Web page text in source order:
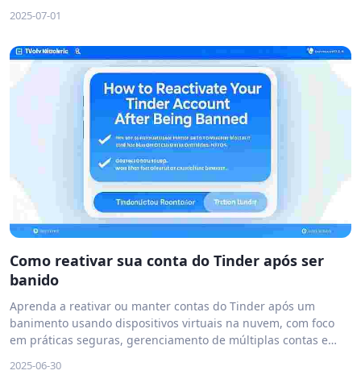
profunda para usuários americanos que buscam maximizar
Estados Unidos.
2025-07-01
Como reativar sua conta do Tinder após ser
banido
Aprenda a reativar ou manter contas do Tinder após um
banimento usando dispositivos virtuais na nuvem, com foco
em práticas seguras, gerenciamento de múltiplas contas e
nuvem pode transformar sua experiência no Tinder.
2025-06-30